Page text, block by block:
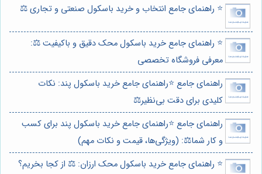
⭐️ راهنمای جامع انتخاب و خرید باسکول صنعتی و تجاری ⚖️
⭐️ راهنمای جامع خرید باسکول محک دقیق و باکیفیت ⚖️:
معرفی فروشگاه تخصصی
راهنمای جامع ⭐️راهنمای جامع خرید باسکول پند: نکات
کلیدی برای دقت بی‌نظیر⚖️
راهنمای جامع ⭐️راهنمای جامع خرید باسکول پند برای کسب
و کار شما⚖️: (ویژگی‌ها، قیمت و نکات مهم)
⭐️ راهنمای جامع خرید باسکول محک ارزان: ⚖️ از کجا بخریم؟